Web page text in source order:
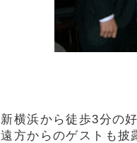
新横浜から徒歩3分の
遠方からのゲストも披